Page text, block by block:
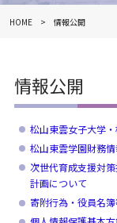
HOME 情報公開
情報公開
松山東雲女子大学
松山東雲学園財務
次世代育成支援対
計画について
寄附行為・役員名